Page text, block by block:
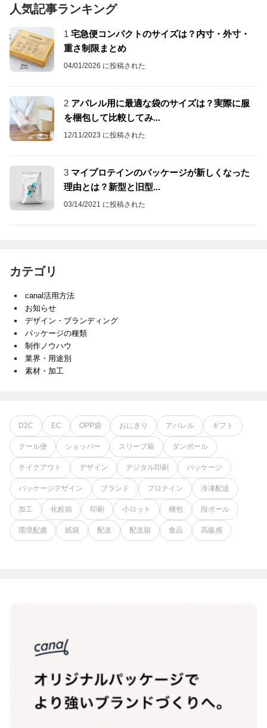
人気記事ランキング
1 宅急便コンパクトのサイズは？内寸・外寸・
重さ制限まとめ
04/01/2026 に投稿された
2 アパレル用に最適な袋のサイズは？実際に服
を梱包して比較してみ...
12/11/2023 に投稿された
3 マイプロテインのパッケージが新しくなった
理由とは？新型と旧型...
03/14/2021 に投稿された
カテゴリ
canal活用方法
お知らせ
デザイン・ブランディング
パッケージの種類
制作ノウハウ
業界・用途別
素材・加工
D2C EC OPP袋 おにぎり アパレル ギフト
クール便 ショッパー スリーブ箱 ダンボール
テイクアウト デザイン デジタル印刷 パッケージ
パッケージデザイン ブランド プロテイン 冷凍配送
加工 化粧箱 印刷 小ロット 梱包 段ボール
環境配慮 紙袋 配送 配送箱 食品 高級感